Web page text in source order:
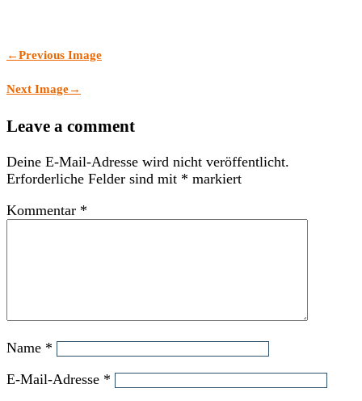
←Previous Image
Next Image→
Leave a comment
Deine E-Mail-Adresse wird nicht veröffentlicht.
Erforderliche Felder sind mit * markiert
Kommentar *
Name *
E-Mail-Adresse *